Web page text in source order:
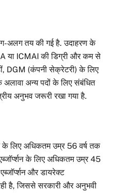
अलग तय की गई है. उदाहरण के
या ICMAI की डिग्री और कम से
DGM (कंपनी सेक्रेटरी) के लिए
अलावा अन्य पदों के लिए संबंधित
अनुभव जरूरी रखा गया है.
के लिए अधिकतम उम्र 56 वर्ष तक
के लिए अधिकतम उम्र 45
और डायरेक्ट
है, जिससे सरकारी और अनुभवी